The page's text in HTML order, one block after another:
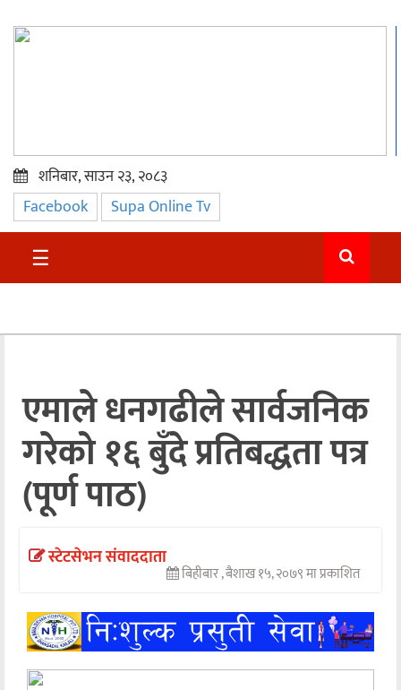
प्रमुख
समाचार
सुदुर
अन्तराष्ट्रिय
अन्तर्वार्ता
अर्थ
खेलकुद
मनोरञ्जन
शनिबार, साउन २३, २०८३
Facebook Supa Online Tv
☰
एमाले धनगढीले सार्वजनिक
गरेको १६ बुँदे प्रतिबद्धता पत्र
(पूर्ण पाठ)
स्टेटसेभन संवाददाता
बिहीबार , बैशाख १५, २०७९ मा प्रकाशित